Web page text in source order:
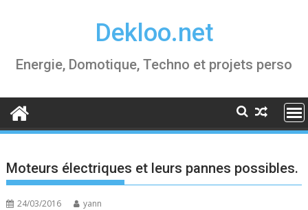
Dekloo.net
Energie, Domotique, Techno et projets perso
Moteurs électriques et leurs pannes possibles.
24/03/2016 yann